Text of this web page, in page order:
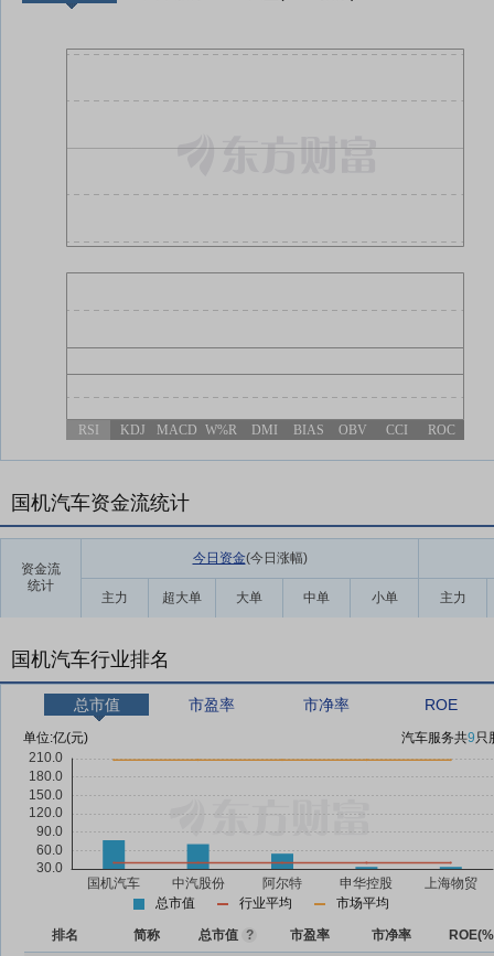
RSI KDJ MACD W%R DMI BIAS OBV CCI ROC
国机汽车资金流统计
资金流
统计
今日资金(今日涨幅)
主力 超大单 大单 中单 小单 主力
国机汽车行业排名
总市值 市盈率 市净率 ROE
单位:亿(元) 汽车服务共9只
总市值 行业平均 市场平均
排名 简称 总市值 ? 市盈率 市净率